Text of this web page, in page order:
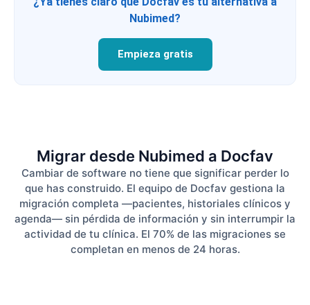
Nubimed?
Empieza gratis
Migrar desde Nubimed a Docfav
Cambiar de software no tiene que significar perder lo
que has construido. El equipo de Docfav gestiona la
migración completa —pacientes, historiales clínicos y
agenda— sin pérdida de información y sin interrumpir la
actividad de tu clínica. El 70% de las migraciones se
completan en menos de 24 horas.